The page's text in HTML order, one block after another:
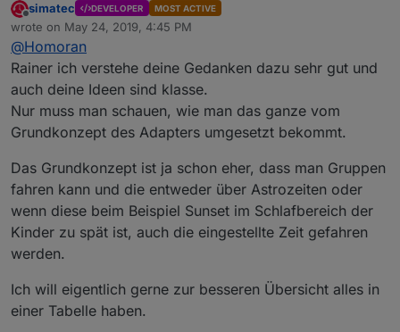
aber am Ende scheitert es an der
Das sehe ich etwas entspannter:
@Homoransagte in[Aufruf] Neuer Adapter
ioBroker.shuttercontrol:
Natürlich kann man das ganze individualisieren
stellt man diese Parameter nur einmal ein, und
wenn es dazu je Rolladen ein popup mit den
Einstellungen gibt, belibt die Tabelle auch
halbwegs übersichtlich.
und nochmals meine persönliche Meinung.
Der Adapter ergibt nur als Gesamtkunstwerk einen
Sinn
Offline
simatec DEVELOPER MOST ACTIVE
wrote on May 24, 2019, 4:45 PM
last edited by
@Homoran
Rainer ich verstehe deine Gedanken dazu sehr gut und
auch deine Ideen sind klasse.
Nur muss man schauen, wie man das ganze vom
Grundkonzept des Adapters umgesetzt bekommt.
Das Grundkonzept ist ja schon eher, dass man Gruppen
fahren kann und die entweder über Astrozeiten oder
wenn diese beim Beispiel Sunset im Schlafbereich der
Kinder zu spät ist, auch die eingestellte Zeit gefahren
werden.
Ich will eigentlich gerne zur besseren Übersicht alles in
einer Tabelle haben.